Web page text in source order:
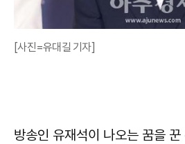
[사진=유대길 기자]
방송인 유재석이 나오는 꿈을